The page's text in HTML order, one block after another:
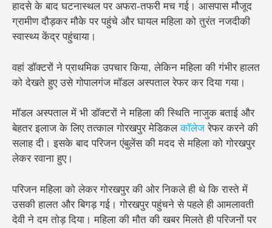
हादसे के बाद घटनास्थल पर अफरा-तफरी मच गई। आसपास मौजूद
ग्रामीण दौड़कर मौके पर पहुंचे और घायल महिला को तुरंत नजदीकी
स्वास्थ्य केंद्र पहुंचाया।
वहां डॉक्टरों ने प्राथमिक उपचार किया, लेकिन महिला की गंभीर हालत
को देखते हुए उसे गोपालगंज मॉडल अस्पताल रेफर कर दिया गया।
मॉडल अस्पताल में भी डॉक्टरों ने महिला की स्थिति नाजुक बताई और
बेहतर इलाज के लिए तत्काल गोरखपुर मेडिकलकॉलेजरेफर करने की
सलाह दी। इसके बाद परिजन एंबुलेंस की मदद से महिला को गोरखपुर
लेकर रवाना हुए।
परिजन महिला को लेकर गोरखपुर की ओर निकले ही थे कि रास्ते में
उसकी हालत और बिगड़ गई। गोरखपुर पहुंचने से पहले ही आमलावती
देवी ने दम तोड़ दिया। महिला की मौत की खबर मिलते ही परिजनों पर